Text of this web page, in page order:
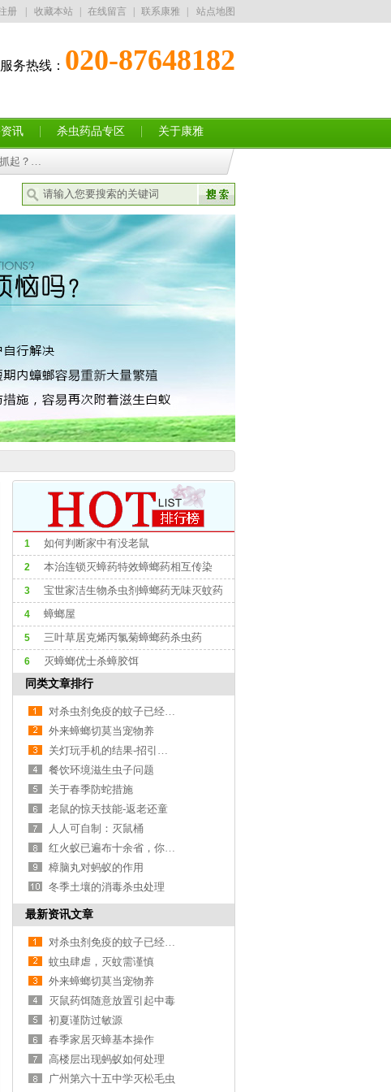
册 收藏本站 在线留言 联系康雅 站点地图
务热线： 020-87648182
讯 杀虫药品专区 关于康雅
起？…
1 如何判断家中有没老鼠
2 本治连锁灭蟑药特效蟑螂药相互传染
3 宝世家洁生物杀虫剂蟑螂药无味灭蚊药
4 蟑螂屋
5 三叶草居克烯丙氯菊蟑螂药杀虫药
6
灭蟑螂优士杀蟑胶饵
同类文章排行
对杀虫剂免疫的蚊子已经出现
外来蟑螂切莫当宠物养
关灯玩手机的结果-招引虫子
餐饮环境滋生虫子问题
关于春季防蛇措施
老鼠的惊天技能-返老还童
人人可自制：灭鼠桶
红火蚁已遍布十余省，你被咬了吗
樟脑丸对蚂蚁的作用
冬季土壤的消毒杀虫处理
最新资讯文章
对杀虫剂免疫的蚊子已经出现
蚊虫肆虐，灭蚊需谨慎
外来蟑螂切莫当宠物养
灭鼠药饵随意放置引起中毒
初夏谨防过敏源
春季家居灭蟑基本操作
高楼层出现蚂蚁如何处理
广州第六十五中学灭松毛虫